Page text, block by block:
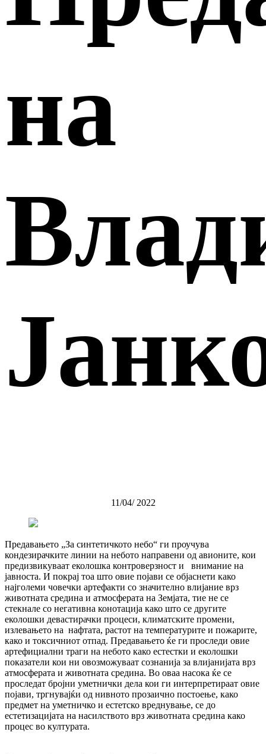
на
11/04/ 2022
Предавањето „За синтетичкото небо“ ги проучува
кондезирачките линии на небото направени од авионите, кои
предизвикуваат еколошка контроверзност и внимание на
јавноста. И покрај тоа што овие појави се објаснети како
најголеми човечки артефакти со значително влијание врз
животната средина и атмосферата на Земјата, тие не се
стекнале со негативна конотација како што се другите
еколошки девастирачки процеси, климатските промени,
излевањето на нафтата, растот на температурите и пожарите,
како и токсичниот отпад. Предавањето ќе ги проследи овие
артефициални траги на небото како естестки и еколошки
показатели кои ни овозможуваат сознанија за влијанијата врз
атмосферата и животната средина. Во оваа насока ќе се
проследат бројни уметнички дела кои ги интерпретираат овие
појави, тргнувајќи од нивното прозаично постоење, како
предмет на уметничко и естетско вреднување, се до
естетизацијата на насилството врз животната средина како
процес во културата.